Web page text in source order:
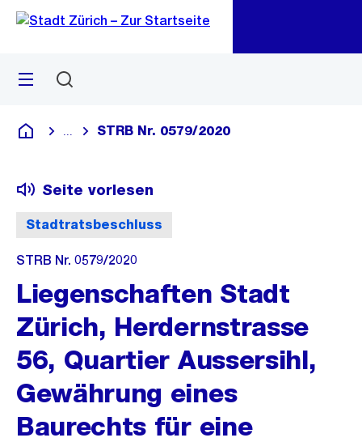
Navigation
Sprunglink
Menü
Deutsch
Blende alle Breadcrumbs ein
STRB Nr. 0579/2020
Stadtratsbeschluss
Seite vorlesen
STRB Nr. 0579/2020
Liegenschaften Stadt
Zürich, Herdernstrasse
56, Quartier Aussersihl,
Gewährung eines
Baurechts für eine